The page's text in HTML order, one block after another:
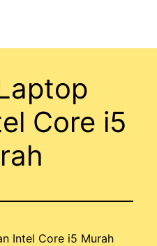
Core i5
Intel Core i5 Murah